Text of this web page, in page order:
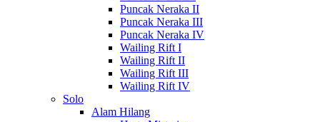
Puncak Neraka II
Puncak Neraka III
Puncak Neraka IV
Wailing Rift I
Wailing Rift II
Wailing Rift III
Wailing Rift IV
Solo
Alam Hilang